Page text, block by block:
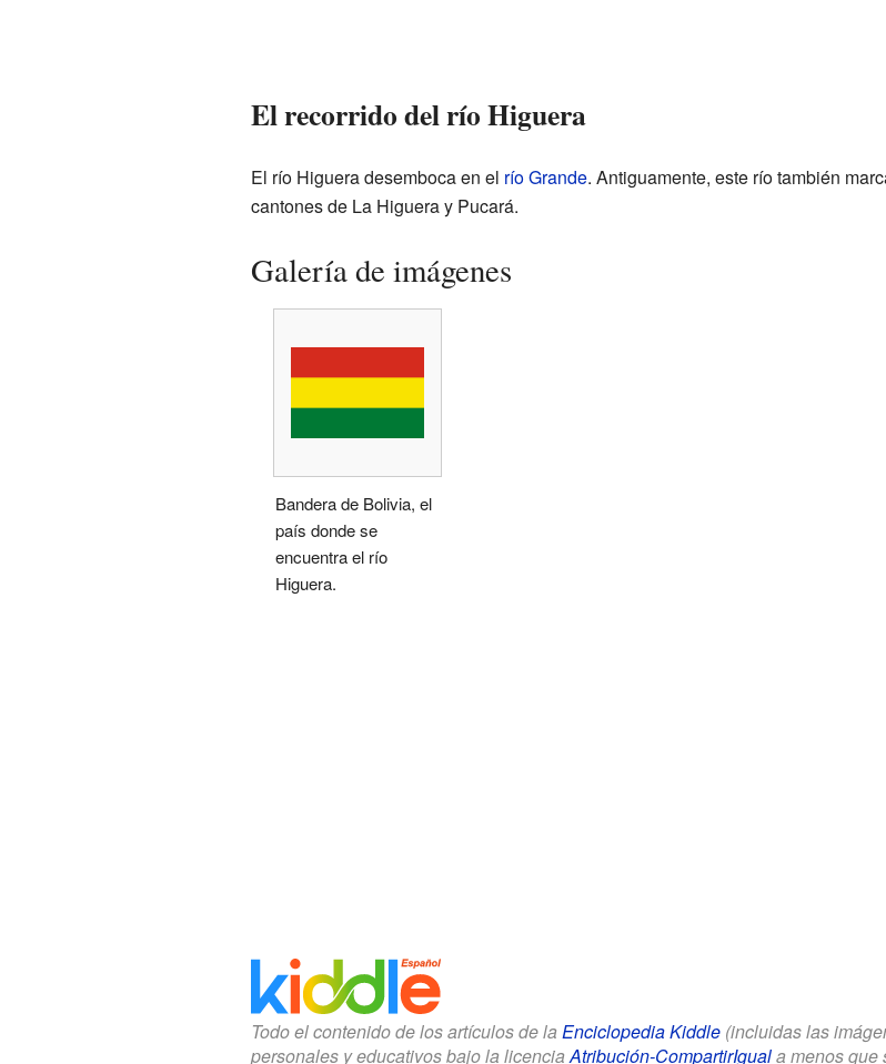
El recorrido del río Higuera
El río Higuera desemboca en el río Grande. Antiguamente, este río también
cantones de La Higuera y Pucará.
Galería de imágenes
Bandera de Bolivia, el
país donde se
encuentra el río
Higuera.
Todo el contenido de los artículos de la Enciclopedia Kiddle(incluidas las
personales y educativos bajo la licencia Atribución-CompartirIguala menos que